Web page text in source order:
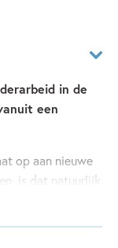
in de
een
op aan nieuwe
is dat natuurlijk